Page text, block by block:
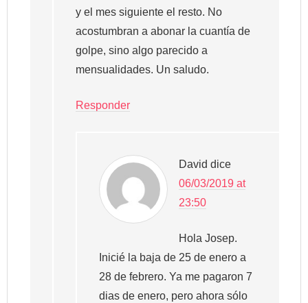
y el mes siguiente el resto. No
acostumbran a abonar la cuantía de
golpe, sino algo parecido a
mensualidades. Un saludo.
Responder
David dice
06/03/2019 at
23:50
Hola Josep.
Inicié la baja de 25 de enero a
28 de febrero. Ya me pagaron 7
dias de enero, pero ahora sólo